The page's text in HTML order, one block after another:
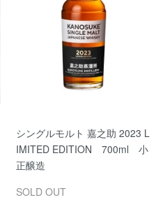
シングルモルト 嘉之助 2023 L
IMITED EDITION 700ml 小
正醸造
SOLD OUT